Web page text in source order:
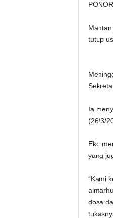
tutup
Ia
(26/3/
Eko
yang
“Kami
dosa